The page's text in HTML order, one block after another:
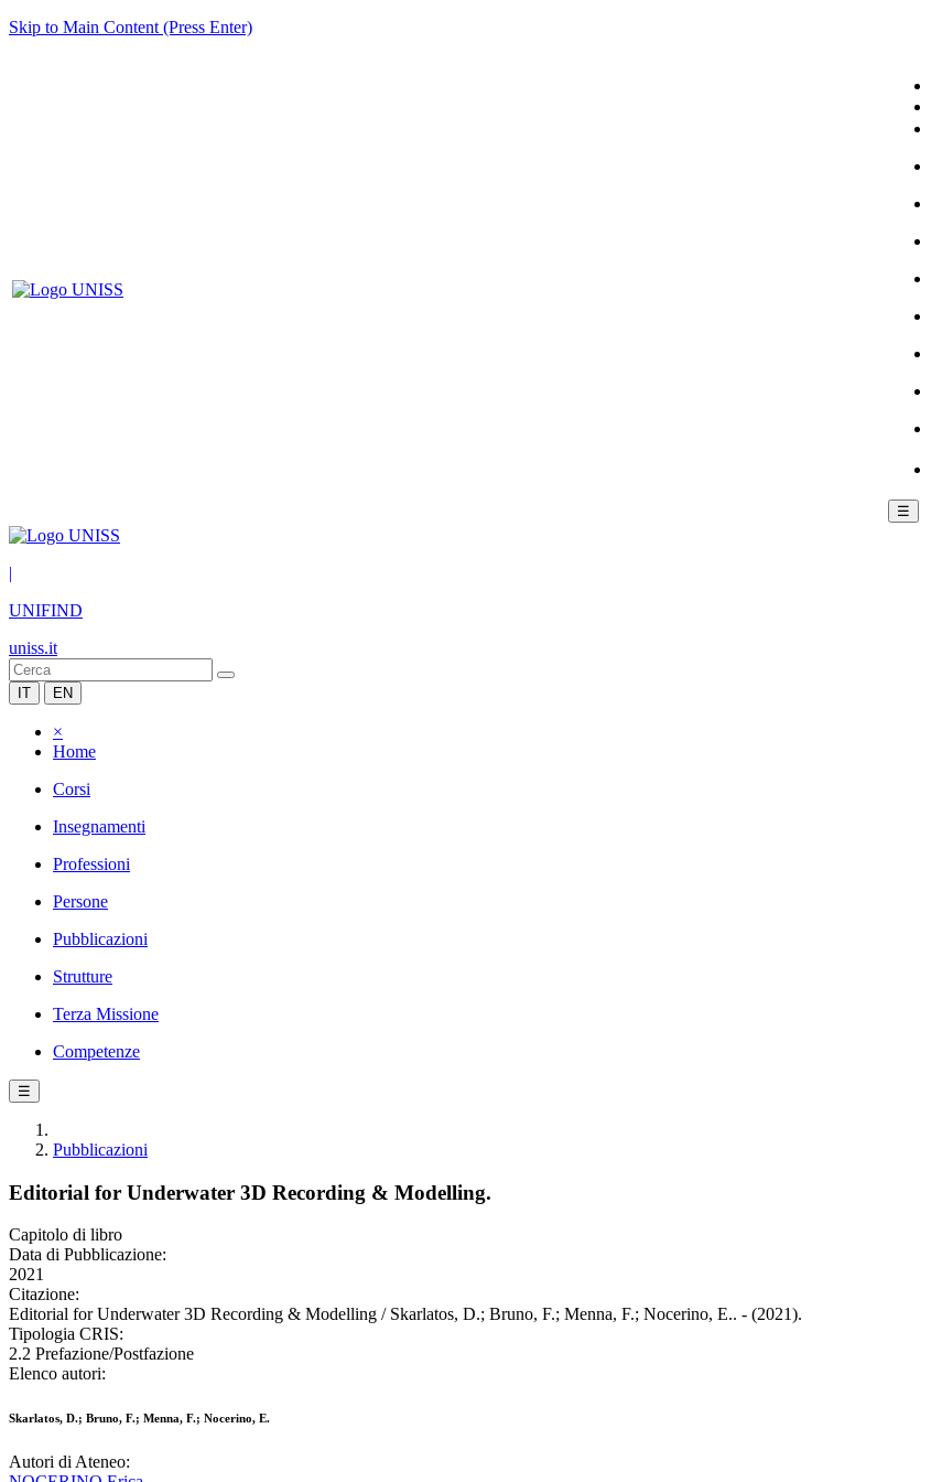
Skip to Main Content (Press Enter)
☰
|
UNIFIND
uniss.it
IT EN
×
Home
Corsi
Insegnamenti
Professioni
Persone
Pubblicazioni
Strutture
Terza Missione
Competenze
☰
Pubblicazioni
Editorial for Underwater 3D Recording & Modelling.
Capitolo di libro
Data di Pubblicazione:
2021
Citazione:
Editorial for Underwater 3D Recording & Modelling / Skarlatos, D.; Bruno, F.; Menna, F.; Nocerino, E.. - (2021).
Tipologia CRIS:
2.2 Prefazione/Postfazione
Elenco autori:
Skarlatos, D.; Bruno, F.; Menna, F.; Nocerino, E.
Autori di Ateneo: